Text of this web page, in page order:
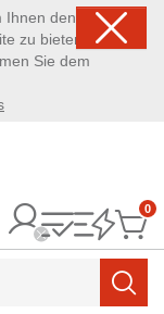
Ihnen den
zu bieten.
Sie dem
0